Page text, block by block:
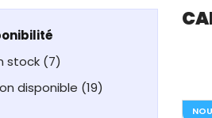
stock (7)
disponible (19)